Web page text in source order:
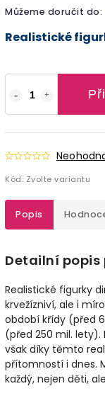
Můžeme doručit do:
Kód: Zvolte variantu
Realistické
Popis
Detailní popis
Realistické figurky
krvežízniví, ale i
období křídy (před
(před 250 mil. lety).
však díky těmto
přítomností i dnes.
každý, nejen děti,